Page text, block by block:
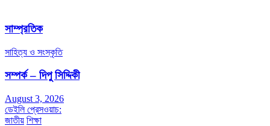
সাম্প্রতিক
সাহিত্য ও সংস্কৃতি
সম্পর্ক – দিপু সিদ্দিকী
August 3, 2026
ডেইলি প্রেসওয়াচ:
জাতীয় শিক্ষা